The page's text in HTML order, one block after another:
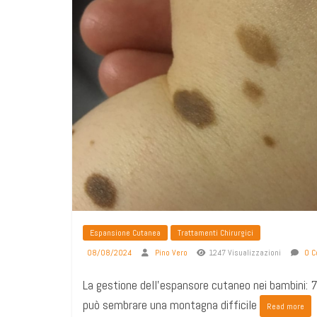
Espansione Cutanea
Trattamenti Chirurgici
08/08/2024
Pino Vero 1247 Visualizzazioni 0
La gestione dell'espansore cutaneo nei
può sembrare una montagna difficile
Read more